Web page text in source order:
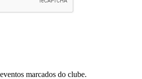
marcados do clube.